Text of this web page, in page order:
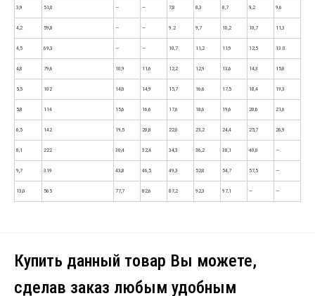
3,9 51,0 — — 7,8 8,3 8,7 9,2 9,6
4,2 59,8 — — 9.2 9,7 10,2 10,7 11,3
4,5 69,3 — — 10,7 11,2 11,9 12,5 13.0
4,8 79,6 10,9 11,6 12,2 12,9 13,6 14,3 15,0
5,5 102 14,0 14,9 15,7 16,6 17,5 18,4 19,3
5,8 114 15,6 16,6 17,6 18,6 19,6 20,6 21,6
6,5 142 19,5 20,8 22,0 23,2 24,4 25,7 26,9
8,1 222 30,4 32,4 34,3 36,2 38,1 40,0 —
9,7 319 43,8 46,5 49,3 52,0 54,7 57,5 —
13,0 565 77,7 82,6 87,2 92,3 97,1 — —
Купить данный товар Вы можете,
сделав заказ любым удобным